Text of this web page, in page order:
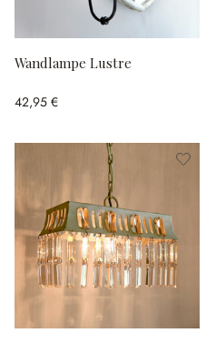
Wandlampe Lustre
42,95 €